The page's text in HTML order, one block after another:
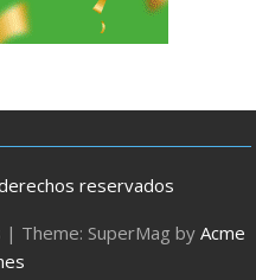
reservados
| Theme: SuperMag by Acme